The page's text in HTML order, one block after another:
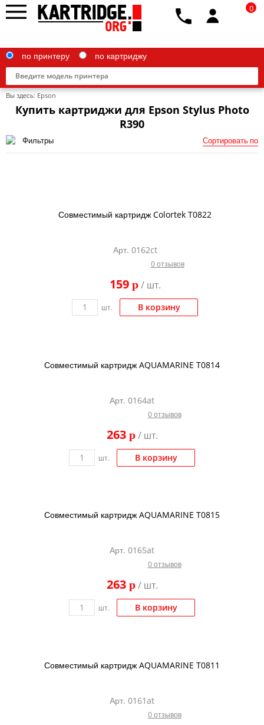
Brother
Ленточные картриджи
по принтеру по картриджу
0
Вы здесь: Epson
Купить картриджи для Epson Stylus Photo
R390
Фильтры Сортировать по
Совместимый картридж Colortek T0822
Арт. 0162ct
0 отзывов
159 p/ шт.
шт. В корзину
Совместимый картридж AQUAMARINE T0814
Арт. 0164at
0 отзывов
263 p/ шт.
шт. В корзину
Совместимый картридж AQUAMARINE T0815
Арт. 0165at
0 отзывов
263 p/ шт.
шт. В корзину
Совместимый картридж AQUAMARINE T0811
Арт. 0161at
0 отзывов